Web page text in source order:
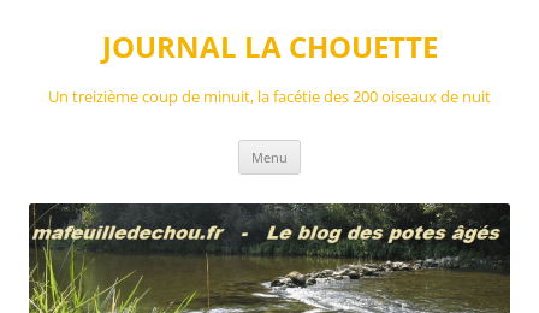
JOURNAL LA CHOUETTE
Un treizième coup de minuit, la facétie des 200 oiseaux de nuit
Menu